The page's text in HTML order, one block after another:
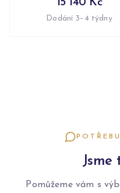
15 140 Kč
Dodání 3–4 týdny
Jsme
Pomůžeme vám s